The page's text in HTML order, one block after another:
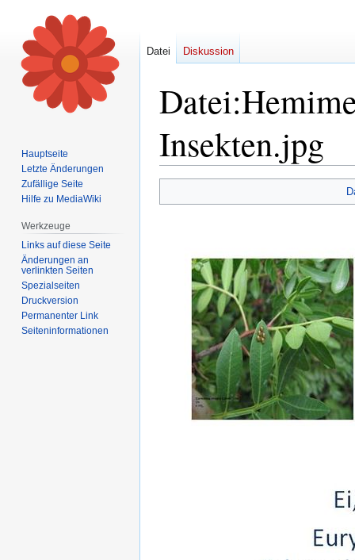
Datei:
Insekten.jpg
Navigation
Suche
Datei Diskussion
Hauptseite
Letzte Änderungen
Zufällige Seite
Hilfe zu MediaWiki
Werkzeuge
Links auf diese Seite
Änderungen an
verlinkten Seiten
Spezialseiten
Druckversion
Permanenter Link
Seiten­informationen